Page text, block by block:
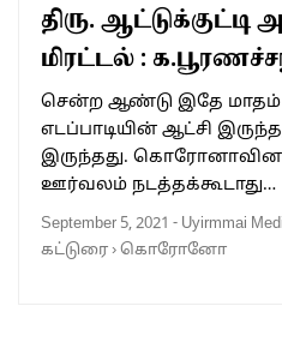
திரு.
மிரட்டல் :
சென்ற ஆண்டு இதே மாதம்
எடப்பாடியின் ஆட்சி
இருந்தது.
ஊர்வலம் நடத்தக்கூடாது…
September 5, 2021 - Uyirmmai
கட்டுரை›கொரோனோ